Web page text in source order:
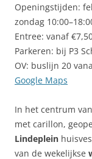
Openingstijden:
zondag
Entree: vanaf
Parkeren: bij P3
OV: buslijn 20
Google Maps
In het centrum van
met carillon,
Lindeplein
van de wekelijkse